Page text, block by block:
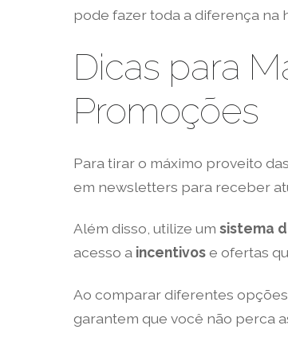
pode fazer toda a diferença na
Dicas para
Promoções
Para tirar o máximo proveito
em newsletters para receber
Além disso, utilize um sistema
acesso a incentivose ofertas
Ao comparar diferentes
garantem que você não perca